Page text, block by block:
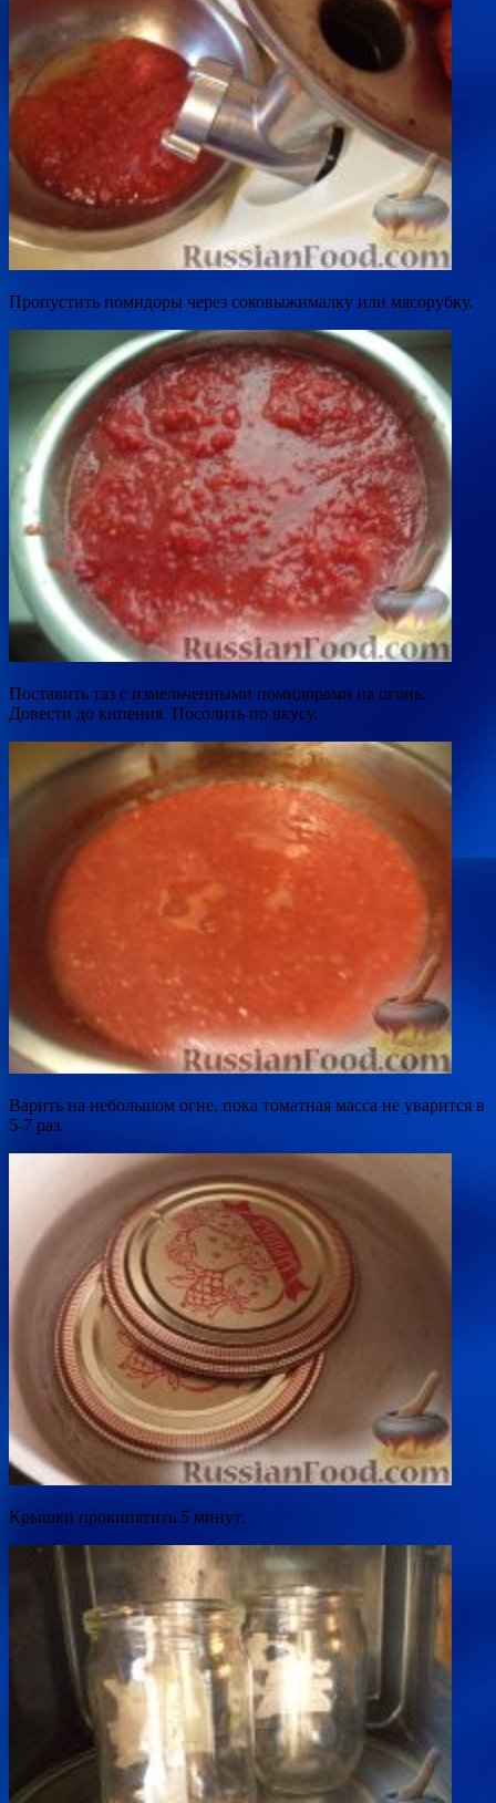
Пропустить помидоры через соковыжималку или мясорубку.
Поставить таз с измельченными помидорами на огонь.
Довести до кипения. Посолить по вкусу.
Варить на небольшом огне, пока томатная масса не уварится в
5-7 раз.
Крышки прокипятить 5 минут.